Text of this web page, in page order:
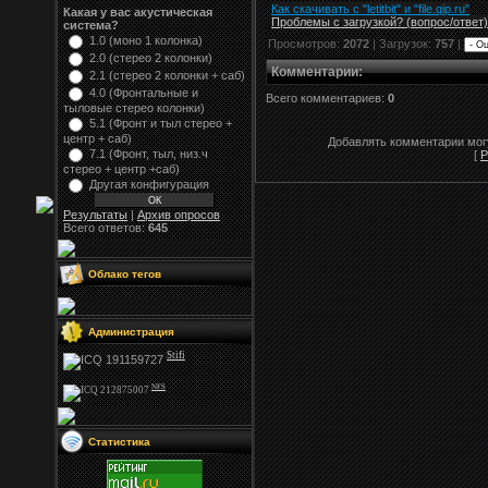
Какая у вас акустическая
система?
1.0 (моно 1 колонка)
2.0 (стерео 2 колонки)
2.1 (стерео 2 колонки + саб)
4.0 (Фронтальные и
тыловые стерео колонки)
5.1 (Фронт и тыл стерео +
центр + саб)
7.1 (Фронт, тыл, низ.ч
стерео + центр +саб)
Другая конфигурация
Результаты|Архив опросов
Всего ответов:645
Облако тегов
Администрация
Stifi
NFS
Статистика
Как скачивать с "letitbit" и "file.qip.ru"
Проблемы с загрузкой? (вопрос/ответ)
Просмотров:2072| Загрузок:757|
Комментарии:
Всего комментариев: 0
Добавлять комментарии
[